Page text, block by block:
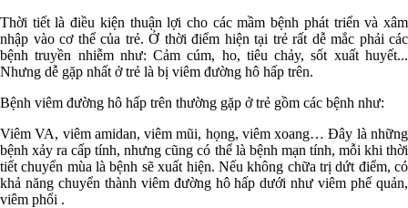
Thời tiết là điều kiện thuận lợi cho các mầm bệnh phát triển và xâm
nhập vào cơ thể của trẻ. Ở thời điểm hiện tại trẻ rất dễ mắc phải các
bệnh truyền nhiễm như: Cảm cúm, ho, tiêu chảy, sốt xuất huyết...
Nhưng dễ gặp nhất ở trẻ là bị viêm đường hô hấp trên.
Bệnh viêm đường hô hấp trên thường gặp ở trẻ gồm các bệnh như:
Viêm VA, viêm amidan, viêm mũi, họng, viêm xoang… Đây là những
bệnh xảy ra cấp tính, nhưng cũng có thể là bệnh mạn tính, mỗi khi thời
tiết chuyển mùa là bệnh sẽ xuất hiện. Nếu không chữa trị dứt điểm, có
khả năng chuyển thành viêm đường hô hấp dưới như viêm phế quản,
viêm phổi .